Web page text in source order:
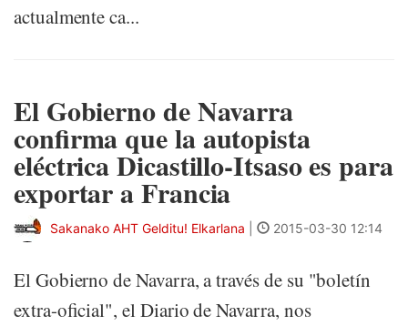
actualmente ca...
El Gobierno de Navarra
confirma que la autopista
eléctrica Dicastillo-Itsaso es para
exportar a Francia
Sakanako AHT Gelditu! Elkarlana 2015-03-30 12:14
El Gobierno de Navarra, a través de su "boletín
extra-oficial", el Diario de Navarra, nos